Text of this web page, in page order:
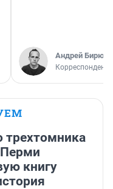
Андрей
Корреспондент
трехтомника
Перми
книгу